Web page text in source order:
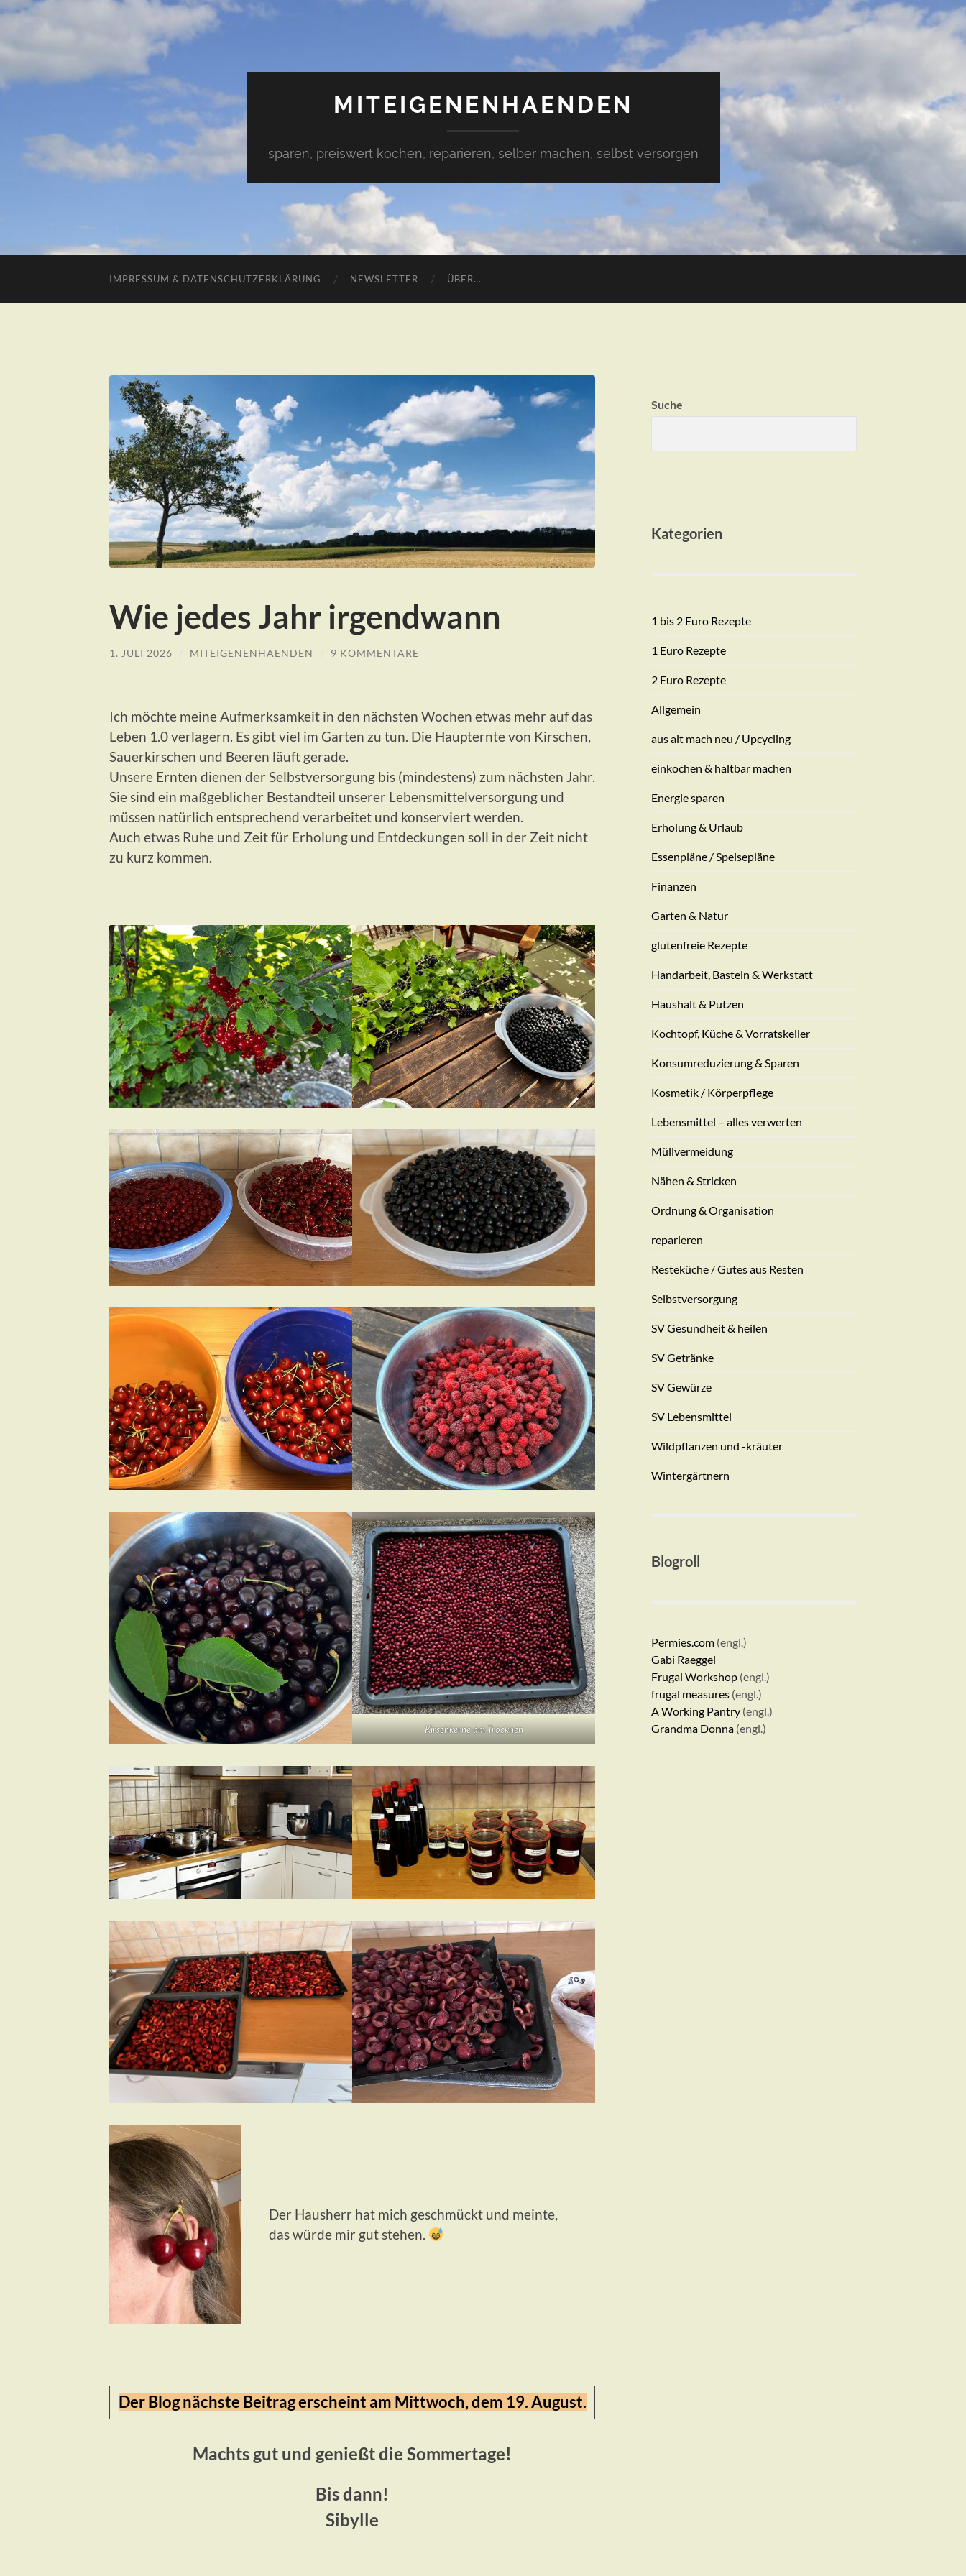
MITEIGENENHAENDEN
sparen, preiswert kochen, reparieren, selber machen, selbst versorgen
IMPRESSUM & DATENSCHUTZERKLÄRUNG NEWSLETTER ÜBER…
Wie jedes Jahr irgendwann
1. JULI 2026 MITEIGENENHAENDEN 9 KOMMENTARE
Ich möchte meine Aufmerksamkeit in den nächsten Wochen etwas mehr auf das
Leben 1.0 verlagern. Es gibt viel im Garten zu tun. Die Haupternte von Kirschen,
Sauerkirschen und Beeren läuft gerade.
Unsere Ernten dienen der Selbstversorgung bis (mindestens) zum nächsten Jahr.
Sie sind ein maßgeblicher Bestandteil unserer Lebensmittelversorgung und
müssen natürlich entsprechend verarbeitet und konserviert werden.
Auch etwas Ruhe und Zeit für Erholung und Entdeckungen soll in der Zeit nicht
zu kurz kommen.
Kirschkerne am Trocknen
Der Hausherr hat mich geschmückt und meinte,
das würde mir gut stehen.
Der Blog nächste Beitrag erscheint am Mittwoch, dem 19. August.
Machts gut und genießt die Sommertage!
Bis dann!
Sibylle
Suche
Kategorien
1 bis 2 Euro Rezepte
1 Euro Rezepte
2 Euro Rezepte
Allgemein
aus alt mach neu / Upcycling
einkochen & haltbar machen
Energie sparen
Erholung & Urlaub
Essenpläne / Speisepläne
Finanzen
Garten & Natur
glutenfreie Rezepte
Handarbeit, Basteln & Werkstatt
Haushalt & Putzen
Kochtopf, Küche & Vorratskeller
Konsumreduzierung & Sparen
Kosmetik / Körperpflege
Lebensmittel – alles verwerten
Müllvermeidung
Nähen & Stricken
Ordnung & Organisation
reparieren
Resteküche / Gutes aus Resten
Selbstversorgung
SV Gesundheit & heilen
SV Getränke
SV Gewürze
SV Lebensmittel
Wildpflanzen und -kräuter
Wintergärtnern
Blogroll
Permies.com (engl.)
Gabi Raeggel
Frugal Workshop (engl.)
frugal measures (engl.)
A Working Pantry (engl.)
Grandma Donna (engl.)